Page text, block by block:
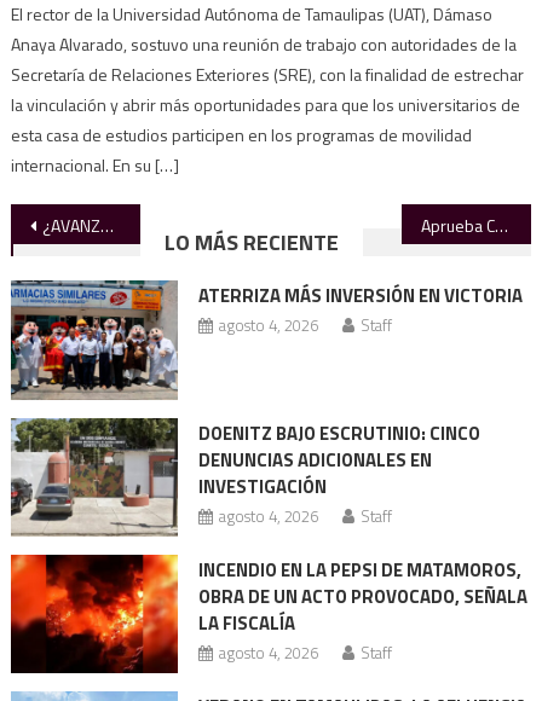
El rector de la Universidad Autónoma de Tamaulipas (UAT), Dámaso
Anaya Alvarado, sostuvo una reunión de trabajo con autoridades de la
Secretaría de Relaciones Exteriores (SRE), con la finalidad de estrechar
la vinculación y abrir más oportunidades para que los universitarios de
esta casa de estudios participen en los programas de movilidad
internacional. En su […]
Navegación
de
entradas
¿AVANZA LA MOVILIDAD SOCIAL? Aprueba Cabildo de Victoria condonar recargos en predial y Ley de Ingresos de 2026.
LO MÁS RECIENTE
ATERRIZA MÁS INVERSIÓN EN VICTORIA
agosto 4, 2026 Staff
DOENITZ BAJO ESCRUTINIO: CINCO
DENUNCIAS ADICIONALES EN
INVESTIGACIÓN
agosto 4, 2026 Staff
INCENDIO EN LA PEPSI DE MATAMOROS,
OBRA DE UN ACTO PROVOCADO, SEÑALA
LA FISCALÍA
agosto 4, 2026 Staff